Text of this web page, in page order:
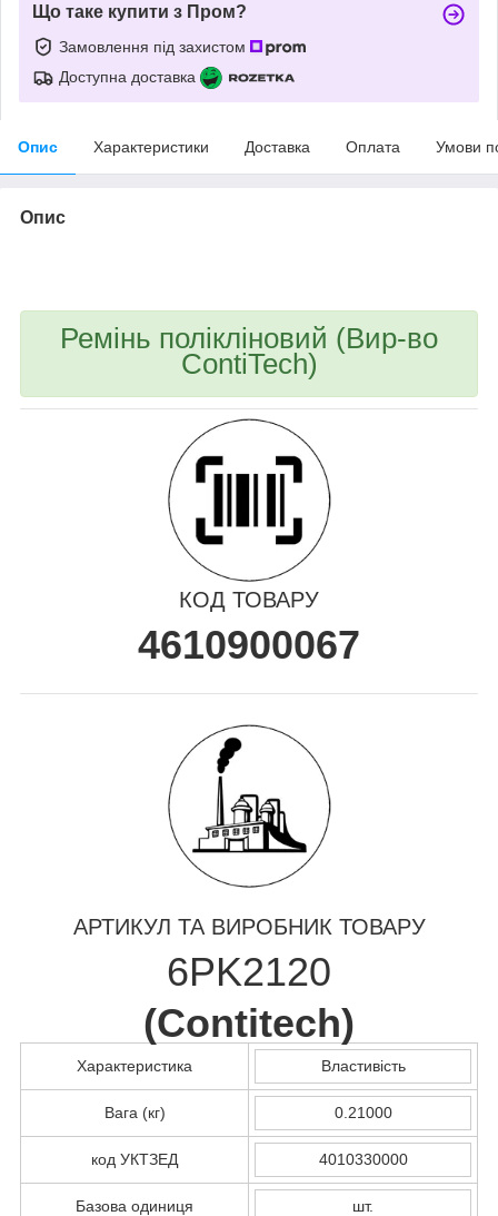
Що таке купити з Пром?
Замовлення під захистом
Доступна доставка
Опис Характеристики Доставка Оплата Умови
Опис
Ремінь полікліновий (Вир-во
ContiTech)
КОД ТОВАРУ
4610900067
АРТИКУЛ ТА ВИРОБНИК ТОВАРУ
6PK2120
(Contitech)
Характеристика Властивість
Вага (кг) 0.21000
код УКТЗЕД 4010330000
Базова одиниця шт.